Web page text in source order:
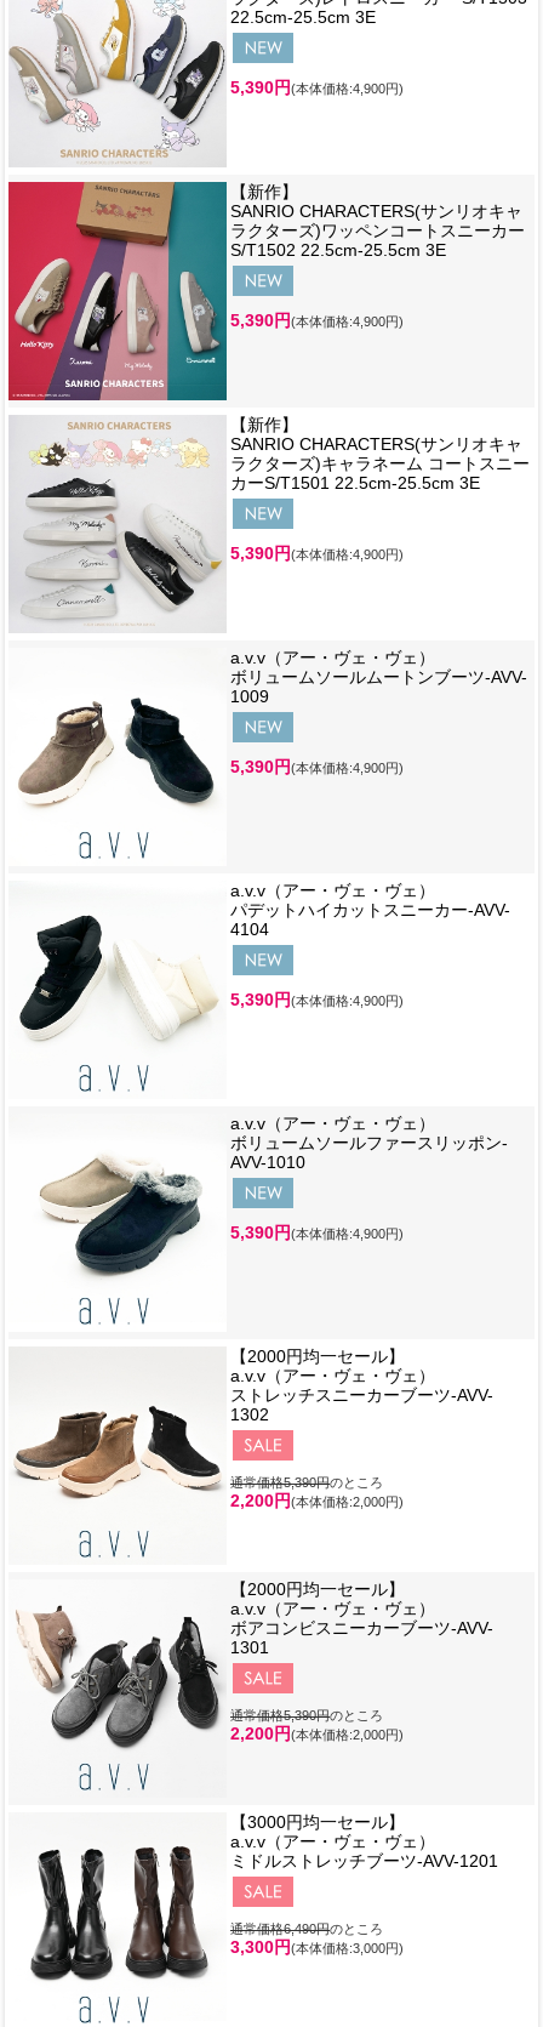
22.5cm-25.5cm 3E
5,390円(本体価格:4,900円)
【新作】
SANRIO CHARACTERS(サンリオキャ
ラクターズ)ワッペンコートスニーカー
S/T1502 22.5cm-25.5cm 3E
5,390円(本体価格:4,900円)
【新作】
SANRIO CHARACTERS(サンリオキャ
ラクターズ)キャラネーム コートスニー
カーS/T1501 22.5cm-25.5cm 3E
5,390円(本体価格:4,900円)
a.v.v（アー・ヴェ・ヴェ）
ボリュームソールムートンブーツ-AVV-
1009
5,390円(本体価格:4,900円)
a.v.v（アー・ヴェ・ヴェ）
パデットハイカットスニーカー-AVV-
4104
5,390円(本体価格:4,900円)
a.v.v（アー・ヴェ・ヴェ）
ボリュームソールファースリッポン-
AVV-1010
5,390円(本体価格:4,900円)
【2000円均一セール】
a.v.v（アー・ヴェ・ヴェ）
ストレッチスニーカーブーツ-AVV-
1302
通常価格5,390円のところ
2,200円(本体価格:2,000円)
【2000円均一セール】
a.v.v（アー・ヴェ・ヴェ）
ボアコンビスニーカーブーツ-AVV-
1301
通常価格5,390円のところ
2,200円(本体価格:2,000円)
【3000円均一セール】
a.v.v（アー・ヴェ・ヴェ）
ミドルストレッチブーツ-AVV-1201
通常価格6,490円のところ
3,300円(本体価格:3,000円)